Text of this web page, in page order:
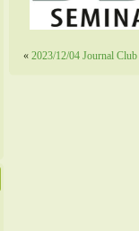
« 2023/12/04 Journal